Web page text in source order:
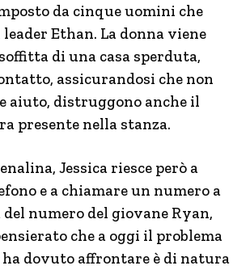
da cinque uomini che
Ethan. La donna viene
di una casa sperduta,
assicurandosi che non
aiuto, distruggono anche il
presente nella stanza.
Jessica riesce però a
e a chiamare un numero a
numero del giovane Ryan,
che a oggi il problema
dovuto affrontare è di natura